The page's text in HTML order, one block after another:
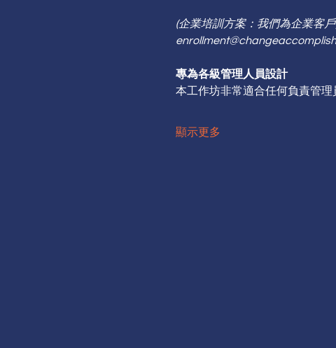
(企業培訓方案：我們為企業客
專為各級管理人員設計
本工作坊非常適合任何負責管
顯示更多